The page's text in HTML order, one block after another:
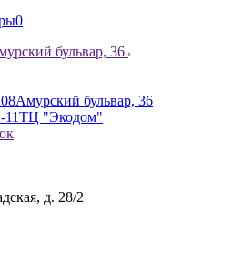
0
бульвар, 36
Амурский бульвар, 36
ТЦ "Экодом"
д. 28/2